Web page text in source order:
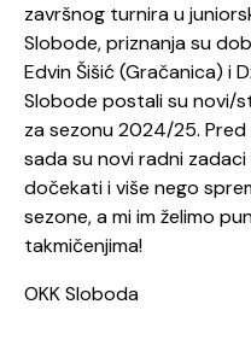
završnog turnira u
Slobode, priznanja su
Edvin Šišić (Gračanica) i
Slobode postali su novi/
za sezonu 2024/25.
sada su novi radni zadaci
dočekati i više nego
sezone, a mi im želimo
takmičenjima!
OKK Sloboda